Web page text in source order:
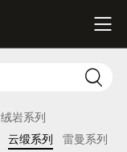


绒岩系列
云缎系列
雷曼系列